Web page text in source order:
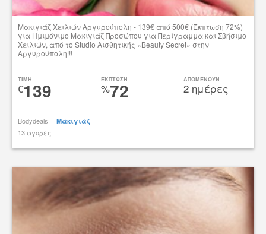
Μακιγιάζ Χειλιών Αργυρούπολη - 139€ από 500€ (Έκπτωση 72%)
για Ημιμόνιμο Μακιγιάζ Προσώπου για Περίγραμμα και Σβήσιμο
Χειλιών, από το Studio Αισθητικής «Beauty Secret» στην
Αργυρούπολη!!!
TIMH
€139 ΕΚΠΤΩΣΗ
%72 ΑΠΟΜΕΝΟΥΝ
2 ημέρες
Bodydeals Μακιγιάζ
13 αγορές
tsibato